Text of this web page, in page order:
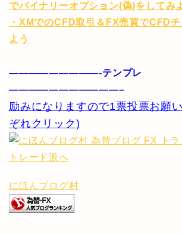
でバイナリーオプション(偽)をしてみ
・XMでのCFD取引＆FX売買でCFD
よう
—————————-テンプレ
———————————–
励みになりますので1票投票お願
ぞれクリック)
にほんブログ村